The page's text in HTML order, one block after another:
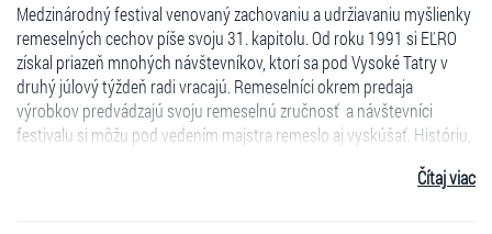
Medzinárodný festival venovaný zachovaniu a udržiavaniu myšlienky
remeselných cechov píše svoju 31. kapitolu. Od roku 1991 si EĽRO
získal priazeň mnohých návštevníkov, ktorí sa pod Vysoké Tatry v
druhý júlový týždeň radi vracajú. Remeselníci okrem predaja
výrobkov predvádzajú svoju remeselnú zručnosť a návštevníci
festivalu si môžu pod vedením majstra remeslo aj vyskúšať. Históriu,
súbory, skupiny historického šarmu a bojového umenia. PočasČítaj viac